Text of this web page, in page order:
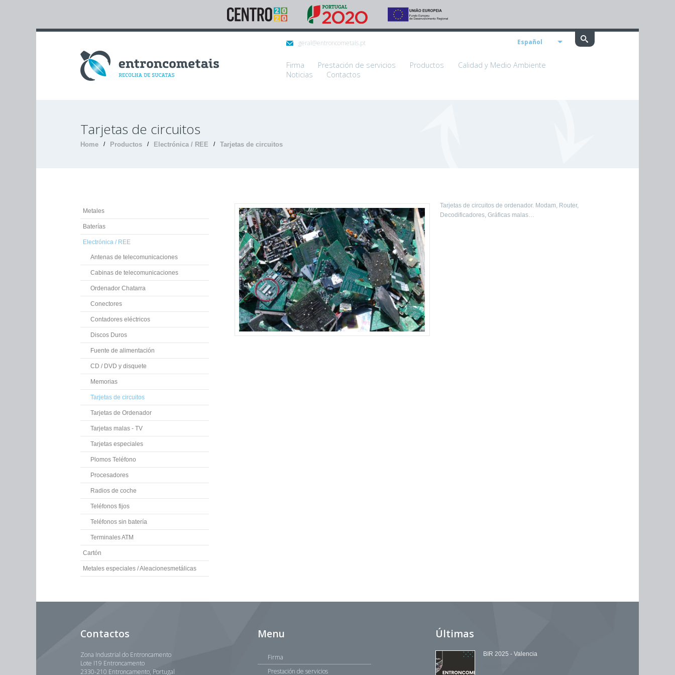
geral@entroncometais.pt Español
Firma Prestación de servicios Productos
Calidad y Medio Ambiente
Noticias
Contactos
Tarjetas de circuitos
Home / Productos / Electrónica / REE / Tarjetas de circuitos
Metales
Baterías
Electrónica / REE
Antenas de telecomunicaciones
Cabinas de telecomunicaciones
Ordenador Chatarra
Conectores
Contadores eléctricos
Discos Duros
Fuente de alimentación
CD / DVD y disquete
Memorias
Tarjetas de circuitos
Tarjetas de Ordenador
Tarjetas malas - TV
Tarjetas especiales
Plomos Teléfono
Procesadores
Radios de coche
Teléfonos fijos
Teléfonos sin batería
Terminales ATM
Cartón
Metales especiales / Aleacionesmetálicas
Tarjetas de circuitos de ordenador. Modam, Router,
Decodificadores, Gráficas malas…
Contactos
Zona Industrial do Entroncamento
Lote I19 Entroncamento
2330-210 Entroncamento, Portugal
Menu
Firma
Prestación de servicios
Últimas
BIR 2025 - Valencia